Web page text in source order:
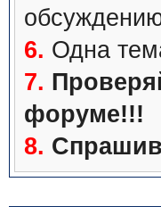
6. Одна
7.
форуме!!!
8.